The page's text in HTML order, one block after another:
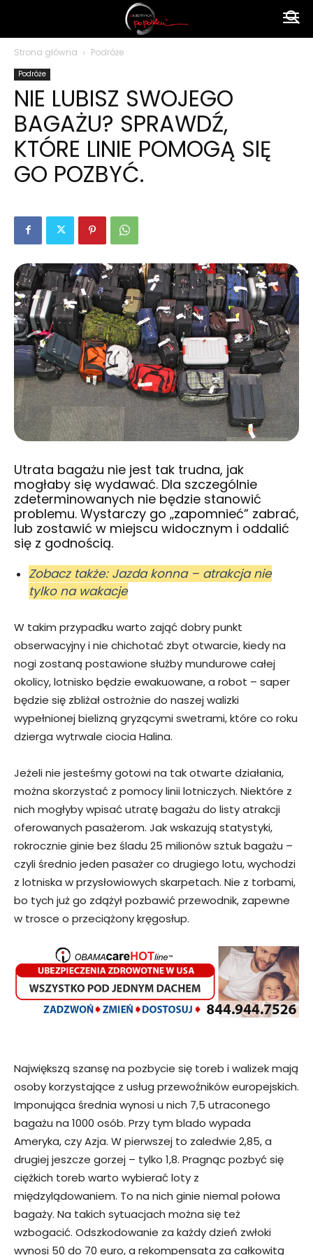
polsku
Strona główna Podróże
Podróże
NIE LUBISZ SWOJEGO
BAGAŻU? SPRAWDŹ,
KTÓRE LINIE POMOGĄ SIĘ
GO POZBYĆ.
Utrata bagażu nie jest tak trudna, jak
mogłaby się wydawać. Dla szczególnie
zdeterminowanych nie będzie stanowić
problemu. Wystarczy go „zapomnieć” zabrać,
lub zostawić w miejscu widocznym i oddalić
się z godnością.
Zobacz także: Jazda konna – atrakcja nie
tylko na wakacje
W takim przypadku warto zająć dobry punkt
obserwacyjny i nie chichotać zbyt otwarcie, kiedy na
nogi zostaną postawione służby mundurowe całej
okolicy, lotnisko będzie ewakuowane, a robot – saper
będzie się zbliżał ostrożnie do naszej walizki
wypełnionej bielizną gryzącymi swetrami, które co roku
dzierga wytrwale ciocia Halina.
Jeżeli nie jesteśmy gotowi na tak otwarte działania,
można skorzystać z pomocy linii lotniczych. Niektóre z
nich mogłyby wpisać utratę bagażu do listy atrakcji
oferowanych pasażerom. Jak wskazują statystyki,
rokrocznie ginie bez śladu 25 milionów sztuk bagażu –
czyli średnio jeden pasażer co drugiego lotu, wychodzi
z lotniska w przysłowiowych skarpetach. Nie z torbami,
bo tych już go zdążył pozbawić przewodnik, zapewne
w trosce o przeciążony kręgosłup.
Największą szansę na pozbycie się toreb i walizek mają
osoby korzystające z usług przewoźników europejskich.
Imponująca średnia wynosi u nich 7,5 utraconego
bagażu na 1000 osób. Przy tym blado wypada
Ameryka, czy Azja. W pierwszej to zaledwie 2,85, a
drugiej jeszcze gorzej – tylko 1,8. Pragnąc pozbyć się
ciężkich toreb warto wybierać loty z
międzylądowaniem. To na nich ginie niemal połowa
bagaży. Na takich sytuacjach można się też
wzbogacić. Odszkodowanie za każdy dzień zwłoki
wynosi 50 do 70 euro, a rekompensata za całkowitą